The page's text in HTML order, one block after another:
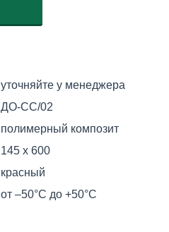
уточняйте у менеджера
ДО-CC/02
полимерный композит
145 х 600
красный
от –50°С до +50°С